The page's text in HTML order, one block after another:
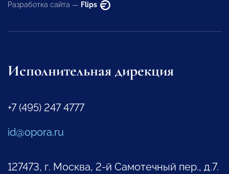
Разработка сайта — Flips
Исполнительная дирекция
+7 (495) 247 4777
id@opora.ru
127473, г. Москва, 2-й Самотечный пер., д.7.